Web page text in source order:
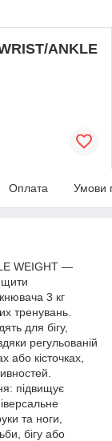
ANKLE
Оплата Умови
WEIGHT —
3 кг
тренувань.
для бігу,
регульованій
або кісточках,
підвищує
та ноги,
бігу або